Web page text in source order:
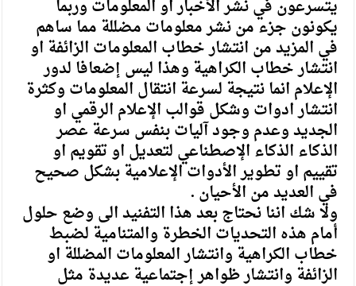
يتسرعون في نشر الأخبار او المعلومات وربما
يكونون جزء من نشر معلومات مضللة مما ساهم
في المزيد من انتشار خطاب المعلومات الزائفة او
انتشار خطاب الكراهية وهذا ليس إضعافا لدور
الإعلام انما نتيجة لسرعة انتقال المعلومات وكثرة
انتشار ادوات وشكل قوالب الإعلام الرقمي او
الجديد وعدم وجود آليات بنفس سرعة عصر
الذكاء الذكاء الإصطناعي لتعديل او تقويم او
تقييم او تطوير الأدوات الإعلامية بشكل صحيح
في العديد من الأحيان .
ولا شك اننا نحتاج بعد هذا التفنيد الى وضع حلول
أمام هذه التحديات الخطرة والمتنامية لضبط
خطاب الكراهية وانتشار المعلومات المضللة او
الزائفة وانتشار ظواهر إجتماعية عديدة مثل